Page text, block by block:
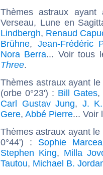
Thèmes astraux
Verseau, Lune en
Lindbergh, Renaud
Brühne, Jean-Frédéric
Nora Berra... Voir tous
Three.
Thèmes astraux ayant
(orbe 0°23') : Bill Gates,
Carl Gustav Jung, J.
Gere, Abbé Pierre... Voir
Thèmes astraux ayant
0°44') : Sophie
Stephen King, Milla
Tautou, Michael B.